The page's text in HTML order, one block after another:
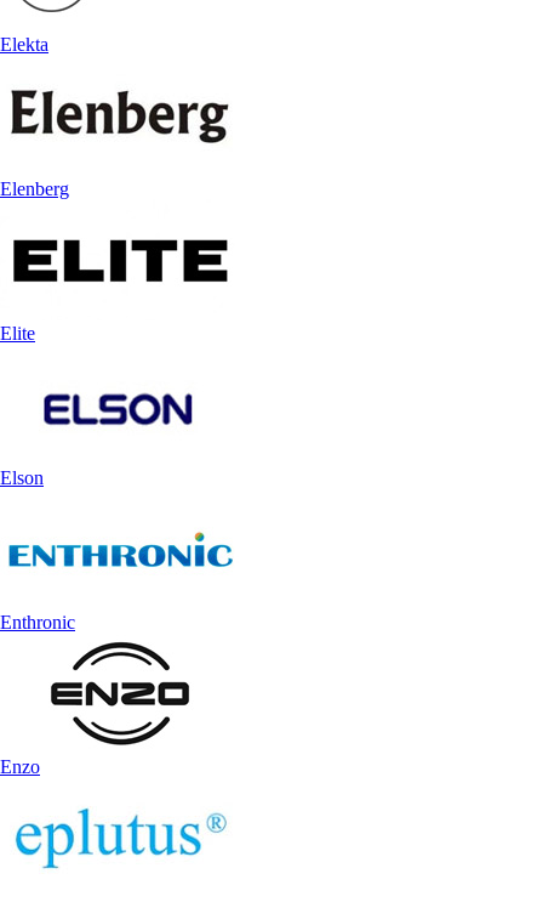
Elekta
Elenberg
Elite
Elson
Enthronic
Enzo